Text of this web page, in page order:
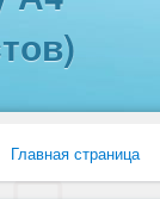
Главная страница